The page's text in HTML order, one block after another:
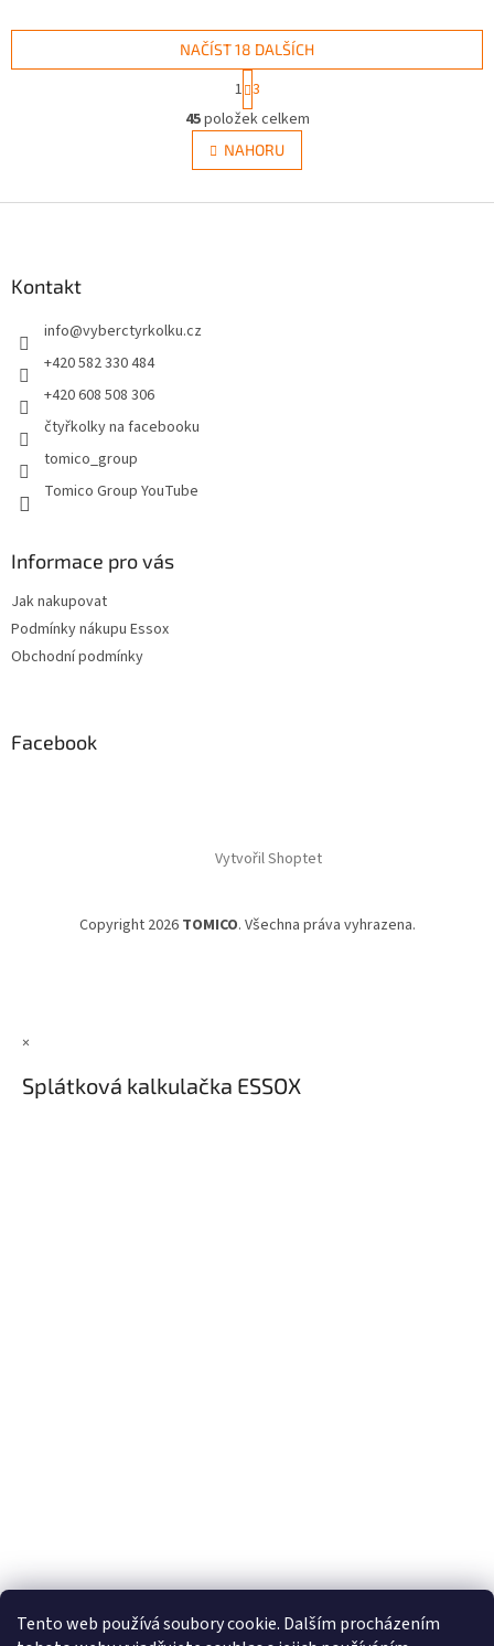
Tento web používá soubory cookie. Dalším procházením
O
v
l
á
NAČÍST 18 DALŠÍCH
t
r
á
n
k
v
1 3
45položek celkem
NAHORU
Kontakt
info@vyberctyrkolku.cz
+420 582 330 484
+420 608 508 306
čtyřkolky na facebooku
tomico_group
Tomico Group YouTube
Informace pro vás
Jak nakupovat
Podmínky nákupu Essox
Obchodní podmínky
Facebook
Vytvořil Shoptet
Copyright 2026 TOMICO. Všechna práva vyhrazena.
×
Splátková kalkulačka ESSOX